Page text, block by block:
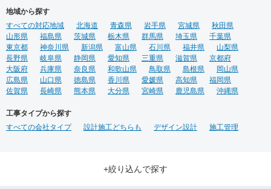
地域から探す
すべての対応地域
北海道 青森県 岩手県 宮城県
秋田県
山形県
福島県 茨城県 栃木県 群馬県 埼玉県
千葉県
東京都
神奈川県 新潟県 富山県 石川県 福井県
山梨県
長野県
岐阜県 静岡県 愛知県 三重県 滋賀県
京都府
大阪府
兵庫県 奈良県 和歌山県 鳥取県 島根県
岡山県
広島県
山口県 徳島県 香川県 愛媛県 高知県
福岡県
佐賀県
長崎県 熊本県 大分県 宮崎県 鹿児島県 沖縄県
工事タイプから探す
すべての会社タイプ
設計施工どちらも デザイン設計 施工管理
+絞り込んで探す